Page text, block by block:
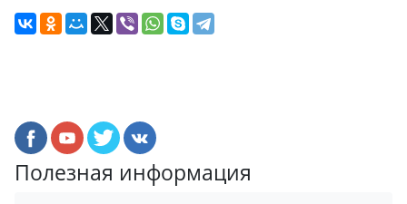
Полезная информация